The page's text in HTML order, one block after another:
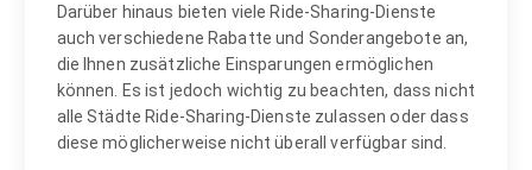
Darüber hinaus bieten viele Ride-Sharing-Dienste
auch verschiedene Rabatte und Sonderangebote an,
die Ihnen zusätzliche Einsparungen ermöglichen
können. Es ist jedoch wichtig zu beachten, dass nicht
alle Städte Ride-Sharing-Dienste zulassen oder dass
diese möglicherweise nicht überall verfügbar sind.